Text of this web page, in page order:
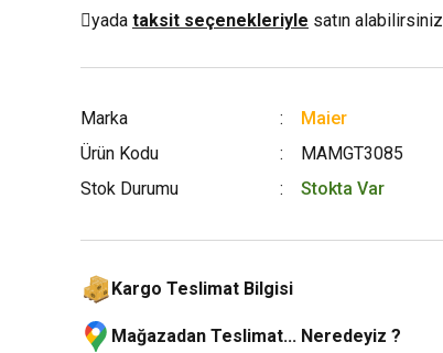
yada taksit seçenekleriyle satın alabilirsiniz
Marka
Maier
Ürün Kodu
MAMGT3085
Stok Durumu
Stokta Var
Kargo Teslimat Bilgisi
Mağazadan Teslimat... Neredeyiz ?